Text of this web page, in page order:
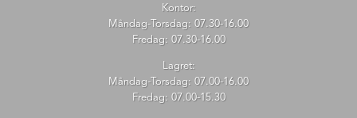
Kontor:
Måndag-Torsdag: 07.30-16.00
Fredag: 07.30-16.00
Lagret:
Måndag-Torsdag: 07.00-16.00
Fredag: 07.00-15.30